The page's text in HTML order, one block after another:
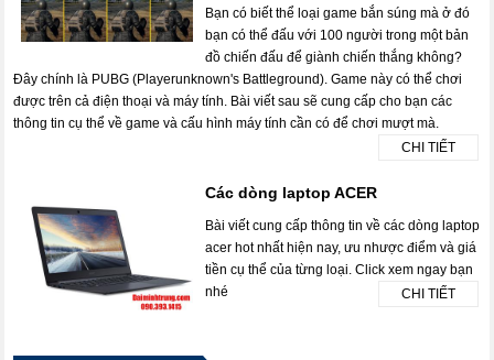
Bạn có biết thể loại game bắn súng mà ở đó
bạn có thể đấu với 100 người trong một bản
đồ chiến đấu để giành chiến thắng không?
Đây chính là PUBG (Playerunknown's Battleground). Game này có thể chơi
được trên cả điện thoại và máy tính. Bài viết sau sẽ cung cấp cho bạn các
thông tin cụ thể về game và cấu hình máy tính cần có để chơi mượt mà.
CHI TIẾT
Các dòng laptop ACER
Bài viết cung cấp thông tin về các dòng laptop
acer hot nhất hiện nay, ưu nhược điểm và giá
tiền cụ thể của từng loại. Click xem ngay bạn
nhé
CHI TIẾT